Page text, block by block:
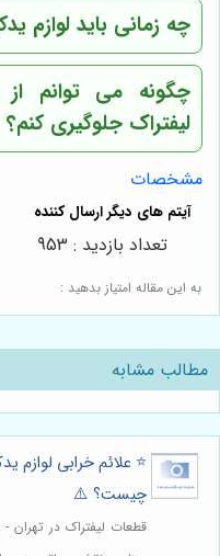
چه زمانی باید لوازم
چگونه می توانم
لیفتراک جلوگیری کنم؟
مشخصات
به این مقاله امتیاز بدهید :
تعداد بازدید : 953
مطالب مشابه
⭐️ علائم خرابی لوازم
چیست؟ ⚠️
قطعات لیفتراک در تهران